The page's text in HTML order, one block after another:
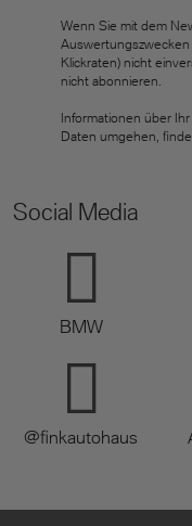
Wenn Sie mit dem
Klickraten) nicht
nicht abonnieren.
Informationen über
Daten umgehen,
Social Media
BMW
@finkautohaus